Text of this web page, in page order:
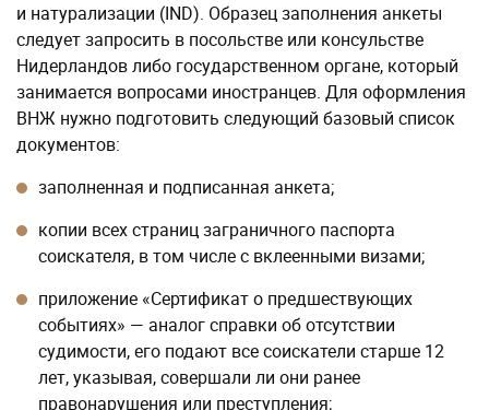
и натурализации (IND). Образец заполнения анкеты
следует запросить в посольстве или консульстве
Нидерландов либо государственном органе, который
занимается вопросами иностранцев. Для оформления
ВНЖ нужно подготовить следующий базовый список
документов:
заполненная и подписанная анкета;
копии всех страниц заграничного паспорта
соискателя, в том числе с вклеенными визами;
приложение «Сертификат о предшествующих
событиях» — аналог справки об отсутствии
судимости, его подают все соискатели старше 12
лет, указывая, совершали ли они ранее
правонарушения или преступления;